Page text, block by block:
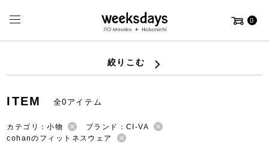
0
絞りこむ
ITEM 全0アイテム
カテゴリ：小物
ブランド：CI-VA
cohanのフィットネスウェア